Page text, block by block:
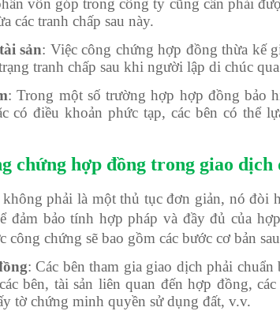
vốn góp trong công ty cũng cần phải
các tranh chấp sau này.
sản: Việc công chứng hợp đồng thừa kế
tranh chấp sau khi người lập di chúc
: Trong một số trường hợp hợp đồng bảo
có điều khoản phức tạp, các bên có thể
chứng hợp đồng trong giao dịch
phải là một thủ tục đơn giản, nó đòi
đảm bảo tính hợp pháp và đầy đủ của
công chứng sẽ bao gồm các bước cơ bản
: Các bên tham gia giao dịch phải
bên, tài sản liên quan đến hợp đồng,
tờ chứng minh quyền sử dụng đất, v.v.